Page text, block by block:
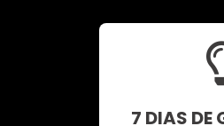
7 DIAS DE